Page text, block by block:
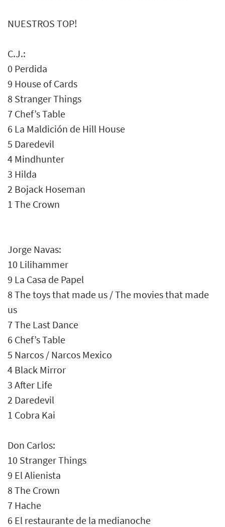
NUESTROS TOP!
C.J.:
0 Perdida
9 House of Cards
8 Stranger Things
7 Chef’s Table
6 La Maldición de Hill House
5 Daredevil
4 Mindhunter
3 Hilda
2 Bojack Hoseman
1 The Crown
Jorge Navas:
10 Lilihammer
9 La Casa de Papel
8 The toys that made us / The movies that made
us
7 The Last Dance
6 Chef’s Table
5 Narcos / Narcos Mexico
4 Black Mirror
3 After Life
2 Daredevil
1 Cobra Kai
Don Carlos:
10 Stranger Things
9 El Alienista
8 The Crown
7 Hache
6 El restaurante de la medianoche